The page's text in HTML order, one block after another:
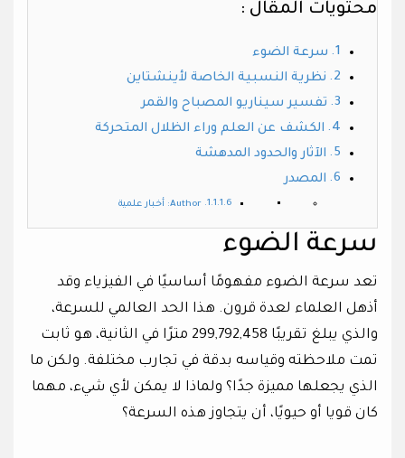
محتويات المقال :
سرعة الضوء
نظرية النسبية الخاصة لأينشتاين
تفسير سيناريو المصباح والقمر
الكشف عن العلم وراء الظلال المتحركة
الآثار والحدود المدهشة
المصدر
Author: أخبار علمية
سرعة الضوء
تعد سرعة الضوء مفهومًا أساسيًا في الفيزياء وقد
أذهل العلماء لعدة قرون. هذا الحد العالمي للسرعة،
والذي يبلغ تقريبًا 299,792,458 مترًا في الثانية، هو ثابت
تمت ملاحظته وقياسه بدقة في تجارب مختلفة. ولكن ما
الذي يجعلها مميزة جدًا؟ ولماذا لا يمكن لأي شيء، مهما
كان قويا أو حيويًا، أن يتجاوز هذه السرعة؟